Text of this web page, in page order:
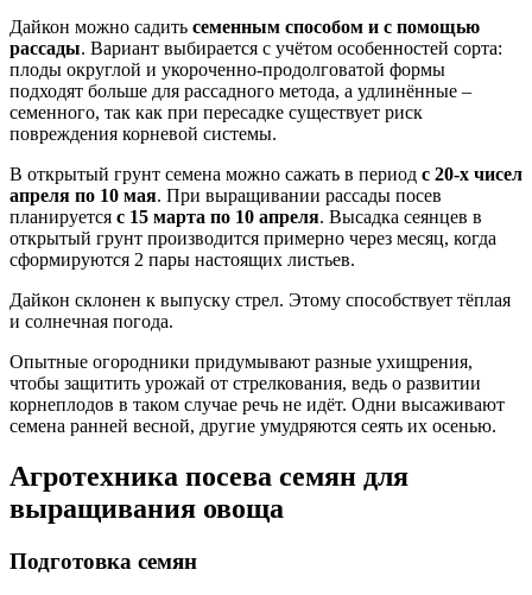
Дайкон можно садить семенным способом и с помощью
рассады. Вариант выбирается с учётом особенностей сорта:
плоды округлой и укороченно-продолговатой формы
подходят больше для рассадного метода, а удлинённые –
семенного, так как при пересадке существует риск
повреждения корневой системы.
В открытый грунт семена можно сажать в период с 20-х чисел
апреля по 10 мая. При выращивании рассады посев
планируется с 15 марта по 10 апреля. Высадка сеянцев в
открытый грунт производится примерно через месяц, когда
сформируются 2 пары настоящих листьев.
Дайкон склонен к выпуску стрел. Этому способствует тёплая
и солнечная погода.
Опытные огородники придумывают разные ухищрения,
чтобы защитить урожай от стрелкования, ведь о развитии
корнеплодов в таком случае речь не идёт. Одни высаживают
семена ранней весной, другие умудряются сеять их осенью.
Агротехника посева семян для
выращивания овоща
Подготовка семян